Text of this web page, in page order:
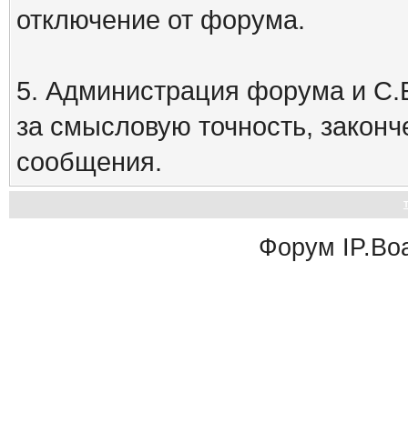
отключение от форума.
5. Администрация форума и
за смысловую точность,
сообщения.
Форум